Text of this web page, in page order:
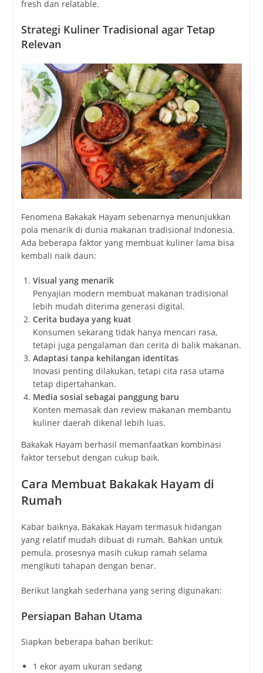
fresh dan relatable.
Strategi Kuliner Tradisional agar Tetap
Relevan
Fenomena Bakakak Hayam sebenarnya menunjukkan
pola menarik di dunia makanan tradisional Indonesia.
Ada beberapa faktor yang membuat kuliner lama bisa
kembali naik daun:
Visual yang menarik
Penyajian modern membuat makanan tradisional
lebih mudah diterima generasi digital.
Cerita budaya yang kuat
Konsumen sekarang tidak hanya mencari rasa,
tetapi juga pengalaman dan cerita di balik makanan.
Adaptasi tanpa kehilangan identitas
Inovasi penting dilakukan, tetapi cita rasa utama
tetap dipertahankan.
Media sosial sebagai panggung baru
Konten memasak dan review makanan membantu
kuliner daerah dikenal lebih luas.
Bakakak Hayam berhasil memanfaatkan kombinasi
faktor tersebut dengan cukup baik.
Cara Membuat Bakakak Hayam di
Rumah
Kabar baiknya, Bakakak Hayam termasuk hidangan
yang relatif mudah dibuat di rumah. Bahkan untuk
pemula, prosesnya masih cukup ramah selama
mengikuti tahapan dengan benar.
Berikut langkah sederhana yang sering digunakan:
Persiapan Bahan Utama
Siapkan beberapa bahan berikut:
1 ekor ayam ukuran sedang